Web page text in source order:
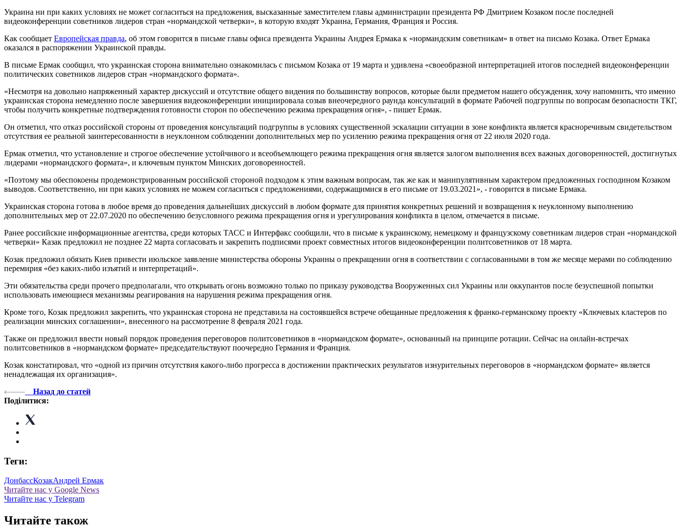
Украина ни при каких условиях не может согласиться на предложения, высказанные заместителем главы администрации президента РФ Дмитрием Козаком после последней
видеоконференции советников лидеров стран «нормандской четверки», в которую входят Украина, Германия, Франция и Россия.
Как сообщает Европейская правда, об этом говорится в письме главы офиса президента Украины Андрея Ермака к «нормандским советникам» в ответ на письмо Козака. Ответ Ермака
оказался в распоряжении Украинской правды.
В письме Ермак сообщил, что украинская сторона внимательно ознакомилась с письмом Козака от 19 марта и удивлена ​​«своеобразной интерпретацией итогов последней видеоконференции
политических советников лидеров стран «нормандского формата».
«Несмотря на довольно напряженный характер дискуссий и отсутствие общего видения по большинству вопросов, которые были предметом нашего обсуждения, хочу напомнить, что именно
украинская сторона немедленно после завершения видеоконференции инициировала созыв внеочередного раунда консультаций в формате Рабочей подгруппы по вопросам безопасности ТКГ,
чтобы получить конкретные подтверждения готовности сторон по обеспечению режима прекращения огня», - пишет Ермак.
Он отметил, что отказ российской стороны от проведения консультаций подгруппы в условиях существенной эскалации ситуации в зоне конфликта является красноречивым свидетельством
отсутствия ее реальной заинтересованности в неуклонном соблюдении дополнительных мер по усилению режима прекращения огня от 22 июля 2020 года.
Ермак отметил, что установление и строгое обеспечение устойчивого и всеобъемлющего режима прекращения огня является залогом выполнения всех важных договоренностей, достигнутых
лидерами «нормандского формата», и ключевым пунктом Минских договоренностей.
«Поэтому мы обеспокоены продемонстрированным российской стороной подходом к этим важным вопросам, так же как и манипулятивным характером предложенных господином Козаком
выводов. Соответственно, ни при каких условиях не можем согласиться с предложениями, содержащимися в его письме от 19.03.2021», - говорится в письме Ермака.
Украинская сторона готова в любое время до проведения дальнейших дискуссий в любом формате для принятия конкретных решений и возвращения к неуклонному выполнению
дополнительных мер от 22.07.2020 по обеспечению безусловного режима прекращения огня и урегулирования конфликта в целом, отмечается в письме.
Ранее российские информационные агентства, среди которых ТАСС и Интерфакс сообщили, что в письме к украинскому, немецкому и французскому советникам лидеров стран «нормандской
четверки» Казак предложил не позднее 22 марта согласовать и закрепить подписями проект совместных итогов видеоконференции политсоветников от 18 марта.
Козак предложил обязать Киев привести июльское заявление министерства обороны Украины о прекращении огня в соответствии с согласованными в том же месяце мерами по соблюдению
перемирия «без каких-либо изъятий и интерпретаций».
Эти обязательства среди прочего предполагали, что открывать огонь возможно только по приказу руководства Вооруженных сил Украины или оккупантов после безуспешной попытки
использовать имеющиеся механизмы реагирования на нарушения режима прекращения огня.
Кроме того, Козак предложил закрепить, что украинская сторона не представила на состоявшейся встрече обещанные предложения к франко-германскому проекту «Ключевых кластеров по
реализации минских соглашении», внесенного на рассмотрение 8 февраля 2021 года.
Также он предложил ввести новый порядок проведения переговоров политсоветников в «нормандском формате», основанный на принципе ротации. Сейчас на онлайн-встречах
политсоветников в «нормандском формате» председательствуют поочередно Германия и Франция.
Козак констатировал, что «одной из причин отсутствия какого-либо прогресса в достижении практических результатов изнурительных переговоров в «нормандском формате» является
ненадлежащая их организация».
Назад до статей
Поділитися:
Теги:
ДонбассКозакАндрей Ермак
Читайте нас у Google News
Читайте нас у Telegram
Читайте також